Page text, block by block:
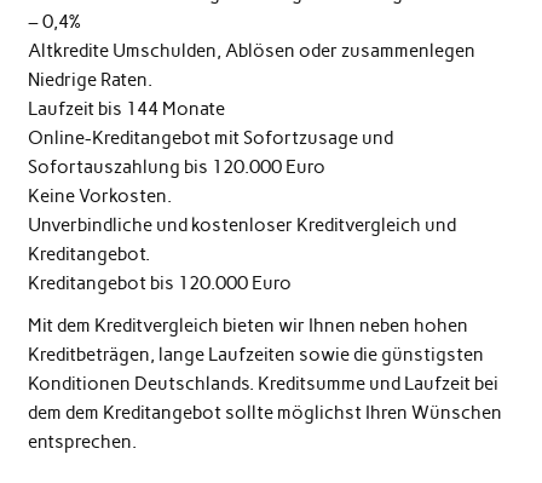
– 0,4%
Altkredite Umschulden, Ablösen oder zusammenlegen
Niedrige Raten.
Laufzeit bis 144 Monate
Online-Kreditangebot mit Sofortzusage und
Sofortauszahlung bis 120.000 Euro
Keine Vorkosten.
Unverbindliche und kostenloser Kreditvergleich und
Kreditangebot.
Kreditangebot bis 120.000 Euro
Mit dem Kreditvergleich bieten wir Ihnen neben hohen
Kreditbeträgen, lange Laufzeiten sowie die günstigsten
Konditionen Deutschlands. Kreditsumme und Laufzeit bei
dem dem Kreditangebot sollte möglichst Ihren Wünschen
entsprechen.